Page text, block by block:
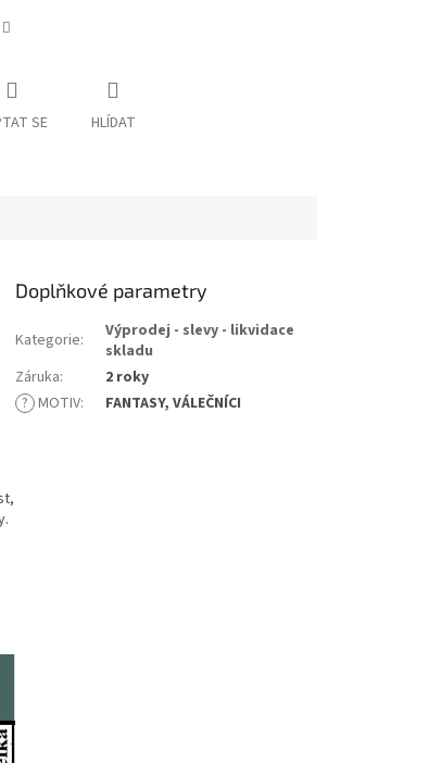
SE HLÍDAT
Doplňkové parametry
Kategorie:
Výprodej - slevy - likvidace
skladu
Záruka:
2 roky
? MOTIV: FANTASY, VÁLEČNÍCI